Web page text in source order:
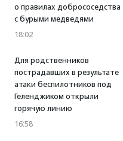
о правилах добрососедства
с бурыми медведями
18:02
Для родственников
пострадавших в результате
атаки беспилотников под
Геленджиком открыли
горячую линию
16:58